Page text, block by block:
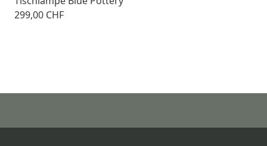
299,00 CHF